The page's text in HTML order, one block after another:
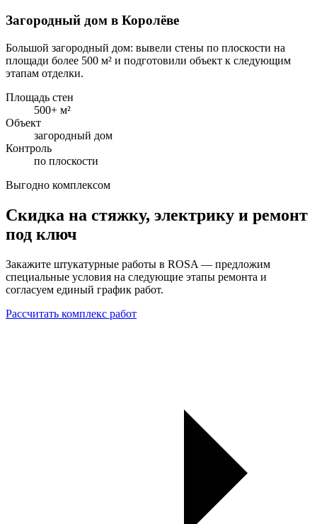
Загородный дом в Королёве
Большой загородный дом: вывели стены по плоскости на
площади более 500 м² и подготовили объект к следующим
этапам отделки.
Площадь стен
500+ м²
Объект
загородный дом
Контроль
по плоскости
Выгодно комплексом
Скидка на стяжку, электрику и ремонт
под ключ
Закажите штукатурные работы в ROSA — предложим
специальные условия на следующие этапы ремонта и
согласуем единый график работ.
Рассчитать комплекс работ